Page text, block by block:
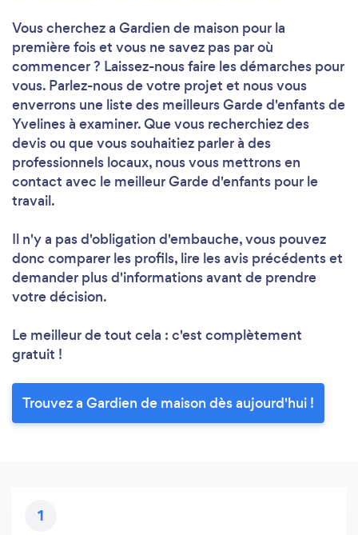
Vous cherchez a Gardien de maison pour la
première fois et vous ne savez pas par où
commencer ? Laissez-nous faire les démarches pour
vous. Parlez-nous de votre projet et nous vous
enverrons une liste des meilleurs Garde d'enfants de
Yvelines à examiner. Que vous recherchiez des
devis ou que vous souhaitiez parler à des
professionnels locaux, nous vous mettrons en
contact avec le meilleur Garde d'enfants pour le
travail.
Il n'y a pas d'obligation d'embauche, vous pouvez
donc comparer les profils, lire les avis précédents et
demander plus d'informations avant de prendre
votre décision.
Le meilleur de tout cela : c'est complètement
gratuit !
Trouvez a Gardien de maison dès aujourd'hui !
1